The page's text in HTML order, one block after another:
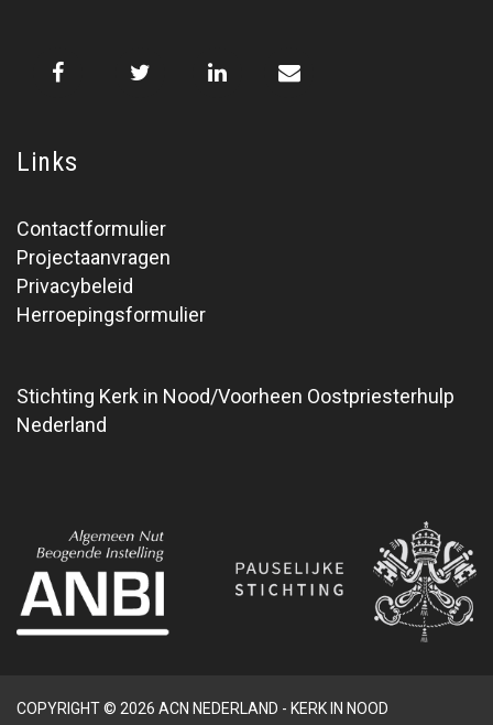
Links
Contactformulier
Projectaanvragen
Privacybeleid
Herroepingsformulier
Stichting Kerk in Nood/Voorheen Oostpriesterhulp
Nederland
COPYRIGHT © 2026 ACN NEDERLAND - KERK IN NOOD